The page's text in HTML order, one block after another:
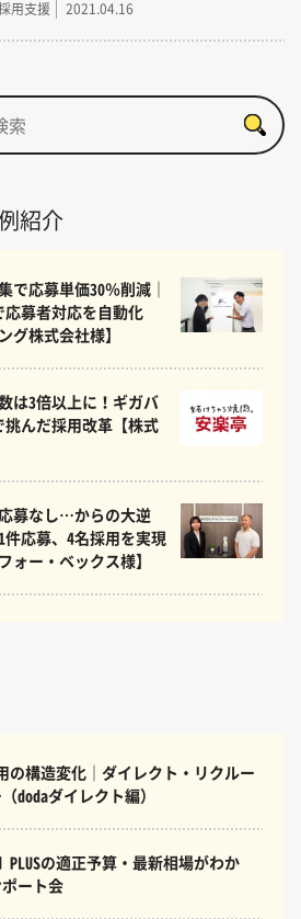
用支援 2021.04.16
紹介
応募単価30％削減｜
応募者対応を自動化
グ株式会社様】
は3倍以上に！ギガバ
挑んだ採用改革【株式
募なし…からの大逆
件応募、4名採用を実現
ォー・ベックス様】
の構造変化｜ダイレクト・リクルー
dodaダイレクト編）
PLUSの適正予算・最新相場がわか
ート会